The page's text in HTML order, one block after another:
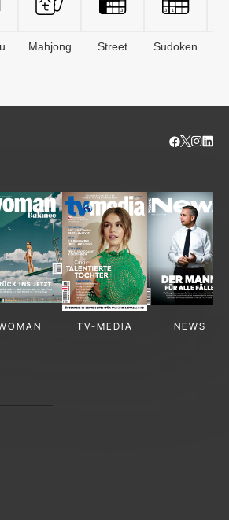
Mahjong Street Sudoken
TV-MEDIA NEWS